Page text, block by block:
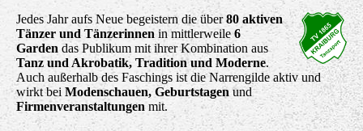
Jedes Jahr aufs Neue begeistern die über80 aktiven
Tänzer und Tänzerinnen in mittlerweile6
Garden das Publikum mit ihrer Kombination aus
Tanz und Akrobatik, Tradition und Moderne.
Auch außerhalb des Faschings ist die Narrengilde aktiv und
wirkt bei Modenschauen, Geburtstagen und
Firmenveranstaltungen mit.